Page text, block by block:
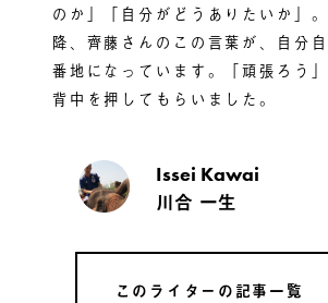
のか」「自分がどうありたいか」
降、齊藤さんのこの言葉が、自分
番地になっています。「頑張ろう
背中を押してもらいました。
Issei Kawai
川合 一生
このライターの記事一覧
このライターの記事一覧